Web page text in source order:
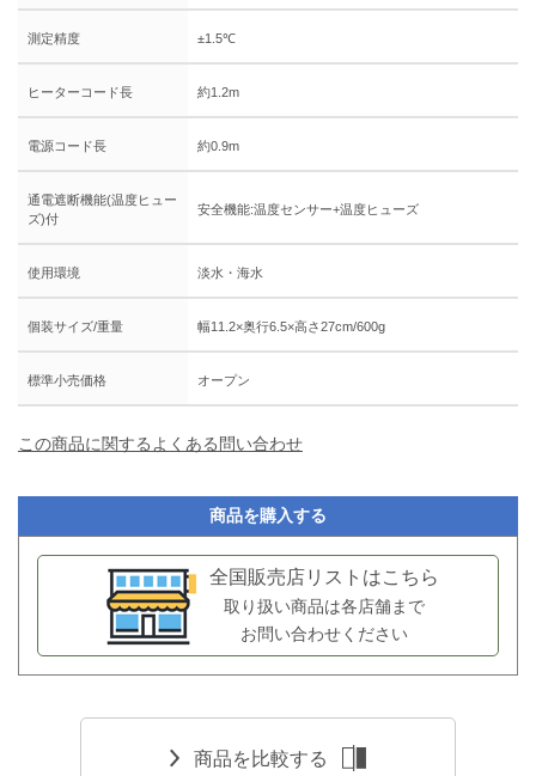
測定精度 ±1.5℃
ヒーターコード長 約1.2m
電源コード長 約0.9m
通電遮断機能(温度ヒュー
ズ)付
安全機能:温度センサー+温度ヒューズ
使用環境 淡水・海水
個装サイズ/重量 幅11.2×奥行6.5×高さ27cm/600g
標準小売価格 オープン
この商品に関するよくある問い合わせ
商品を購入する
全国販売店リストはこちら
取り扱い商品は各店舗まで
お問い合わせください
商品を比較する